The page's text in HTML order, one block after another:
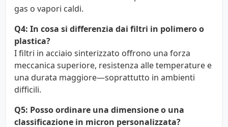
gas o vapori caldi.
Q4: In cosa si differenzia dai filtri in polimero o
plastica?
I filtri in acciaio sinterizzato offrono una forza
meccanica superiore, resistenza alle temperature e
una durata maggiore—soprattutto in ambienti
difficili.
Q5: Posso ordinare una dimensione o una
classificazione in micron personalizzata?